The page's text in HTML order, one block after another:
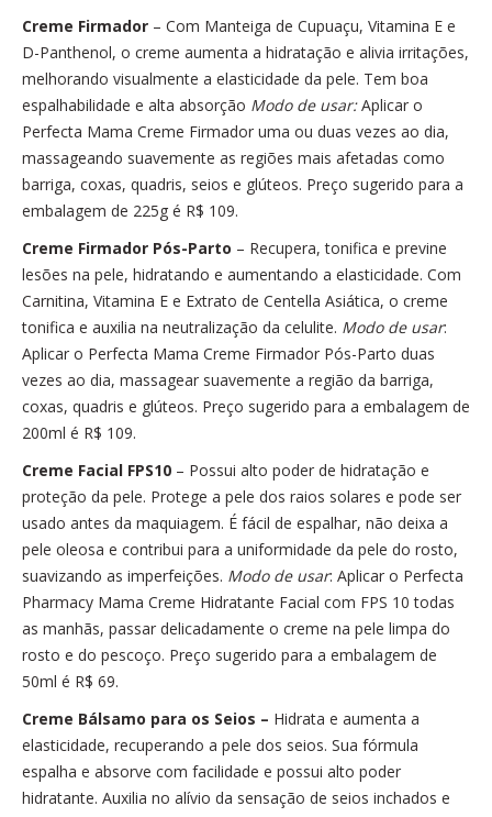
Creme Firmador – Com Manteiga de Cupuaçu, Vitamina E e
D-Panthenol, o creme aumenta a hidratação e alivia irritações,
melhorando visualmente a elasticidade da pele. Tem boa
espalhabilidade e alta absorção Modo de usar:Aplicar o
Perfecta Mama Creme Firmador uma ou duas vezes ao dia,
massageando suavemente as regiões mais afetadas como
barriga, coxas, quadris, seios e glúteos. Preço sugerido para a
embalagem de 225g é R$ 109.
Creme Firmador Pós-Parto – Recupera, tonifica e previne
lesões na pele, hidratando e aumentando a elasticidade. Com
Carnitina, Vitamina E e Extrato de Centella Asiática, o creme
tonifica e auxilia na neutralização da celulite. Modo de usar:
Aplicar o Perfecta Mama Creme Firmador Pós-Parto duas
vezes ao dia, massagear suavemente a região da barriga,
coxas, quadris e glúteos. Preço sugerido para a embalagem de
200ml é R$ 109.
Creme Facial FPS10 – Possui alto poder de hidratação e
proteção da pele. Protege a pele dos raios solares e pode ser
usado antes da maquiagem. É fácil de espalhar, não deixa a
pele oleosa e contribui para a uniformidade da pele do rosto,
suavizando as imperfeições. Modo de usar: Aplicar o Perfecta
Pharmacy Mama Creme Hidratante Facial com FPS 10 todas
as manhãs, passar delicadamente o creme na pele limpa do
rosto e do pescoço. Preço sugerido para a embalagem de
50ml é R$ 69.
Creme Bálsamo para os Seios – Hidrata e aumenta a
elasticidade, recuperando a pele dos seios. Sua fórmula
espalha e absorve com facilidade e possui alto poder
hidratante. Auxilia no alívio da sensação de seios inchados e